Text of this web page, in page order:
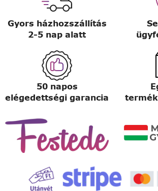
Gyors házhozszállítás
2-5 nap alatt
50 napos
elégedettségi garancia